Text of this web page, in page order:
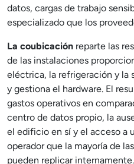
datos, cargas de trabajo
especializado que los
La coubicación reparte las
de las instalaciones
eléctrica, la refrigeración y la
y gestiona el hardware. El
gastos operativos en
centro de datos propio, la
el edificio en sí y el acceso a
operador que la mayoría de
pueden replicar